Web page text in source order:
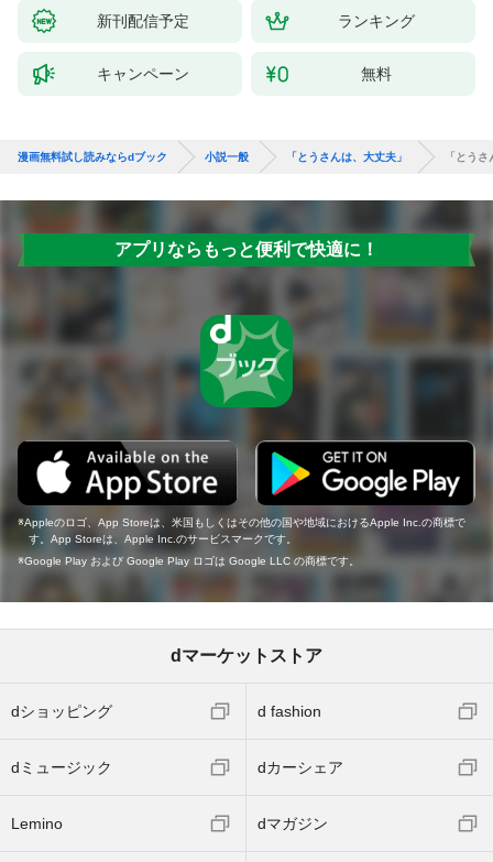
新刊配信予定 ランキング
キャンペーン 無料
漫画無料試し読みならdブック 小説一般 「とうさんは、大丈夫」 「とう
アプリならもっと便利で快適に！
Appleのロゴ、App Storeは、米国もしくはその他の国や地域におけるApple Inc.の商標で
す。App Storeは、Apple Inc.のサービスマークです。
Google Play および Google Play ロゴは Google LLC の商標です。
dマーケットストア
dショッピング d fashion
dミュージック dカーシェア
Lemino dマガジン